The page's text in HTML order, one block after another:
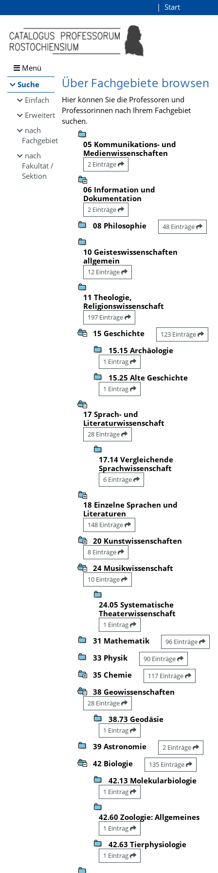
Browsen
direkt zum Inhalt
Start
Menü
Suche
Einfach
Erweitert
nach
Fachgebiet
nach
Fakultät /
Sektion
Über Fachgebiete browsen
Hier können Sie die Professoren und
Professorinnen nach Ihrem Fachgebiet
suchen.
05 Kommunikations- und
Medienwissenschaften
2 Einträge
06 Information und
Dokumentation
2 Einträge
08 Philosophie 48 Einträge
10 Geisteswissenschaften
allgemein
12 Einträge
11 Theologie,
Religionswissenschaft
197 Einträge
15 Geschichte 123 Einträge
15.15 Archäologie
1 Eintrag
15.25 Alte Geschichte
1 Eintrag
17 Sprach- und
Literaturwissenschaft
28 Einträge
17.14 Vergleichende
Sprachwissenschaft
6 Einträge
18 Einzelne Sprachen und
Literaturen
148 Einträge
20 Kunstwissenschaften
8 Einträge
24 Musikwissenschaft
10 Einträge
24.05 Systematische
Theaterwissenschaft
1 Eintrag
31 Mathematik 96 Einträge
33 Physik 90 Einträge
35 Chemie 117 Einträge
38 Geowissenschaften
28 Einträge
38.73 Geodäsie
1 Eintrag
39 Astronomie 2 Einträge
42 Biologie 135 Einträge
42.13 Molekularbiologie
1 Eintrag
42.60 Zoologie: Allgemeines
1 Eintrag
42.63 Tierphysiologie
1 Eintrag